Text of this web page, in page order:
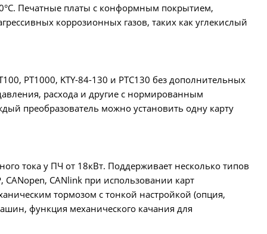
Печатные платы с конформным покрытием,
коррозионных газов, таких как углекислый
PT1000, KTY-84-130 и PTC130 без дополнительных
расхода и другие с нормированным
преобразователь можно установить одну карту
тока у ПЧ от 18кВт. Поддерживает несколько типов
CANopen, CANlink при использовании карт
тормозом с тонкой настройкой (опция,
функция механического качания для